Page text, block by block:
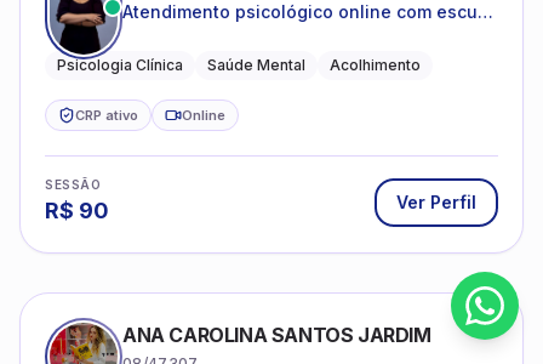
Atendimento psicológico online com escuta
emocional
Psicologia Clínica Saúde Mental Acolhimento
CRP ativo Online
SESSÃO
R$ 90 Ver Perfil
ANA CAROLINA SANTOS JARDIM